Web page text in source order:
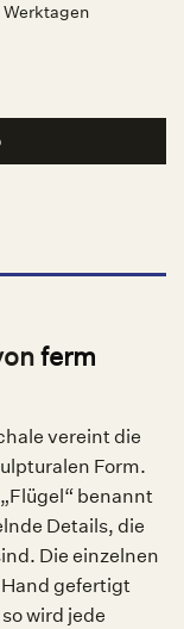
ferm
vereint die
Form.
benannt
Details, die
Die einzelnen
gefertigt
wird jede